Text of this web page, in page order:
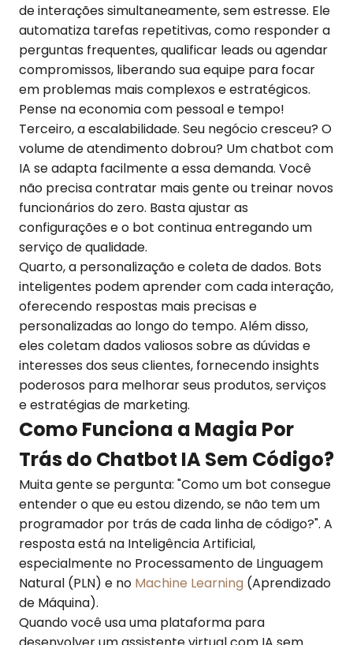
de interações simultaneamente, sem estresse. Ele
automatiza tarefas repetitivas, como responder a
perguntas frequentes, qualificar leads ou agendar
compromissos, liberando sua equipe para focar
em problemas mais complexos e estratégicos.
Pense na economia com pessoal e tempo!
Terceiro, a escalabilidade. Seu negócio cresceu? O
volume de atendimento dobrou? Um chatbot com
IA se adapta facilmente a essa demanda. Você
não precisa contratar mais gente ou treinar novos
funcionários do zero. Basta ajustar as
configurações e o bot continua entregando um
serviço de qualidade.
Quarto, a personalização e coleta de dados. Bots
inteligentes podem aprender com cada interação,
oferecendo respostas mais precisas e
personalizadas ao longo do tempo. Além disso,
eles coletam dados valiosos sobre as dúvidas e
interesses dos seus clientes, fornecendo insights
poderosos para melhorar seus produtos, serviços
e estratégias de marketing.
Como Funciona a Magia Por
Trás do Chatbot IA Sem Código?
Muita gente se pergunta: "Como um bot consegue
entender o que eu estou dizendo, se não tem um
programador por trás de cada linha de código?". A
resposta está na Inteligência Artificial,
especialmente no Processamento de Linguagem
Natural (PLN) e no Machine Learning (Aprendizado
de Máquina).
Quando você usa uma plataforma para